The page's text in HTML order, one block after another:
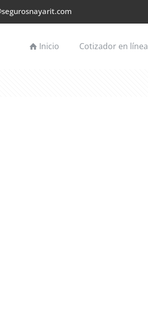
Inicio Cotizador en línea